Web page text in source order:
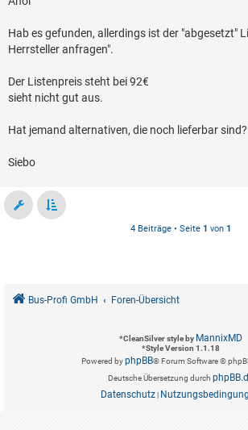
t
a
g
Hab es gefunden, allerdings ist der "abgesetzt"
Herrsteller anfragen".
Der Listenpreis steht bei 92€
sieht nicht gut aus.
Hat jemand alternativen, die noch lieferbar sind?
Siebo
4 Beiträge • Seite 1 von 1
Bus-Profi GmbH Foren-Übersicht
*CleanSilver style by MannixMD
*Style Version 1.1.18
Powered byphpBB® Forum Software ©
Deutsche Übersetzung durch
Datenschutz |